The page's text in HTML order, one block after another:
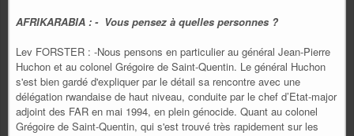
AFRIKARABIA : - Vous pensez à quelles personnes ?
Lev FORSTER : -Nous pensons en particulier au général Jean-Pierre
Huchon et au colonel Grégoire de Saint-Quentin. Le général Huchon
s'est bien gardé d'expliquer par le détail sa rencontre avec une
délégation rwandaise de haut niveau, conduite par le chef d’Etat-major
adjoint des FAR en mai 1994, en plein génocide. Quant au colonel
Grégoire de Saint-Quentin, qui s'est trouvé très rapidement sur les